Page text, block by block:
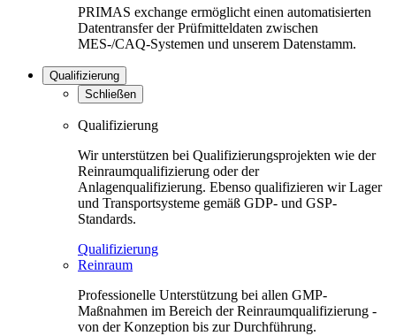
PRIMAS exchange ermöglicht einen automatisierten
Datentransfer der Prüfmitteldaten zwischen
MES-/CAQ-Systemen und unserem Datenstamm.
Qualifizierung
Schließen
Qualifizierung
Wir unterstützen bei Qualifizierungsprojekten wie der
Reinraumqualifizierung oder der
Anlagenqualifizierung. Ebenso qualifizieren wir Lager
und Transportsysteme gemäß GDP- und GSP-
Standards.
Qualifizierung
Reinraum
Professionelle Unterstützung bei allen GMP-
Maßnahmen im Bereich der Reinraumqualifizierung -
von der Konzeption bis zur Durchführung.